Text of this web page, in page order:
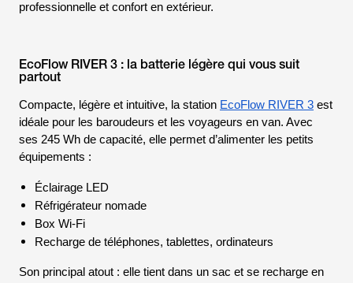
professionnelle et confort en extérieur.
EcoFlow RIVER 3 : la batterie légère qui vous suit
partout
Compacte, légère et intuitive, la station EcoFlow RIVER 3 est
idéale pour les baroudeurs et les voyageurs en van. Avec
ses 245 Wh de capacité, elle permet d’alimenter les petits
équipements :
Éclairage LED
Réfrigérateur nomade
Box Wi-Fi
Recharge de téléphones, tablettes, ordinateurs
Son principal atout : elle tient dans un sac et se recharge en